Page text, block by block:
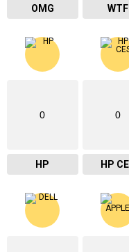
OMG WTF
0
HP
0
HP